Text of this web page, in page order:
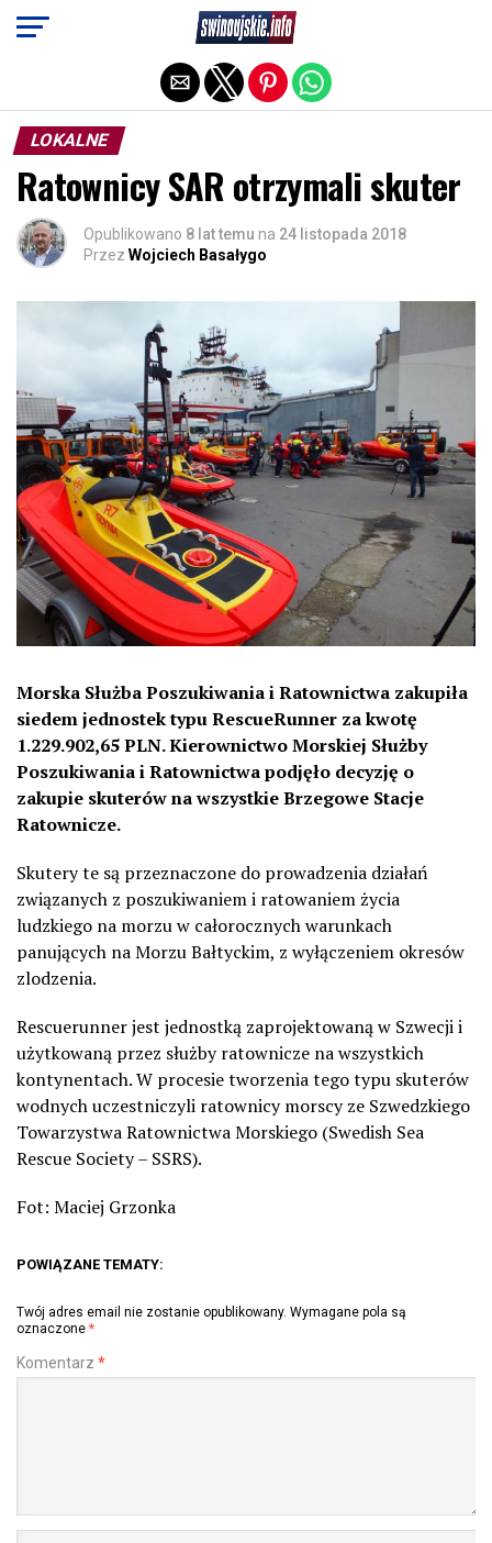
LOKALNE
Ratownicy SAR otrzymali skuter
Opublikowano 8 lat temu na 24 listopada 2018
Przez Wojciech Basałygo
Morska Służba Poszukiwania i Ratownictwa zakupiła
siedem jednostek typu RescueRunner za kwotę
1.229.902,65 PLN. Kierownictwo Morskiej Służby
Poszukiwania i Ratownictwa podjęło decyzję o
zakupie skuterów na wszystkie Brzegowe Stacje
Ratownicze.
Skutery te są przeznaczone do prowadzenia działań
związanych z poszukiwaniem i ratowaniem życia
ludzkiego na morzu w całorocznych warunkach
panujących na Morzu Bałtyckim, z wyłączeniem okresów
zlodzenia.
Rescuerunner jest jednostką zaprojektowaną w Szwecji i
użytkowaną przez służby ratownicze na wszystkich
kontynentach. W procesie tworzenia tego typu skuterów
wodnych uczestniczyli ratownicy morscy ze Szwedzkiego
Towarzystwa Ratownictwa Morskiego (Swedish Sea
Rescue Society – SSRS).
Fot: Maciej Grzonka
POWIĄZANE TEMATY:
Twój adres email nie zostanie opublikowany. Wymagane pola są
oznaczone *
Komentarz *
Exit mobile version